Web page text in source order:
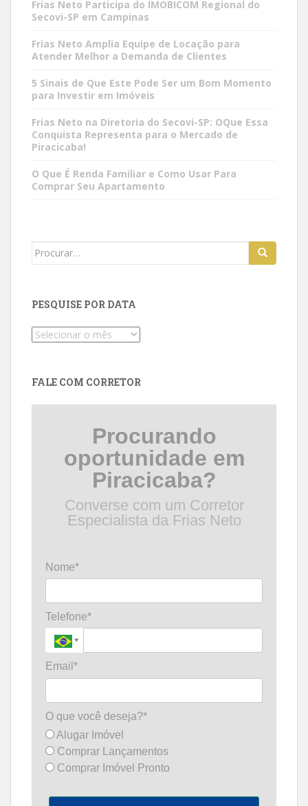
Frias Neto Participa do IMOBICOM Regional do
Secovi-SP em Campinas
Frias Neto Amplia Equipe de Locação para
Atender Melhor a Demanda de Clientes
5 Sinais de Que Este Pode Ser um Bom Momento
para Investir em Imóveis
Frias Neto na Diretoria do Secovi-SP: OQue Essa
Conquista Representa para o Mercado de
Piracicaba!
O Que É Renda Familiar e Como Usar Para
Comprar Seu Apartamento
Search
PESQUISE POR DATA
Pesquise
FALE COM CORRETOR
Procurando
oportunidade em
Piracicaba?
Converse com um Corretor
Especialista da Frias Neto
Nome*
Telefone*
Email*
O que você deseja?*
Alugar Imóvel
Comprar Lançamentos
Comprar Imóvel Pronto